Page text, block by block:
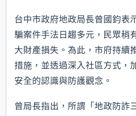
台中市政府地政局長曾國鈞表
騙案件手法日趨多元，民眾稍
大財產損失。為此，市府持續
措施，並透過深入社區方式，
安全的認識與防護觀念。
曾局長指出，所謂「地政防詐